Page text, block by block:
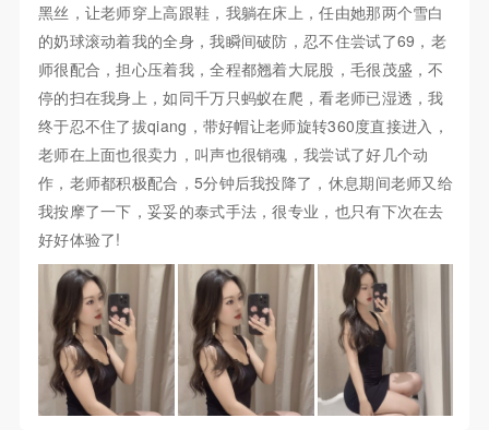
黑丝，让老师穿上高跟鞋，我躺在床上，任由她那两个雪白
的奶球滚动着我的全身，我瞬间破防，忍不住尝试了69，老
师很配合，担心压着我，全程都翘着大屁股，毛很茂盛，不
停的扫在我身上，如同千万只蚂蚁在爬，看老师已湿透，我
终于忍不住了拔qiang，带好帽让老师旋转360度直接进入，
老师在上面也很卖力，叫声也很销魂，我尝试了好几个动
作，老师都积极配合，5分钟后我投降了，休息期间老师又给
我按摩了一下，妥妥的泰式手法，很专业，也只有下次在去
好好体验了!